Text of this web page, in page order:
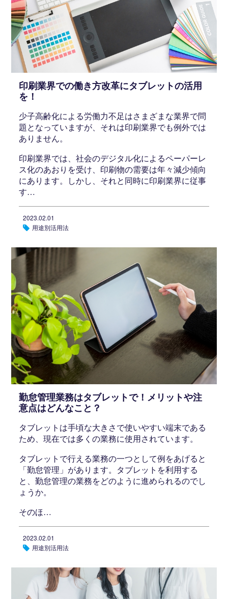
印刷業界での働き方改革にタブレットの活用
を！
少子高齢化による労働力不足はさまざまな業界で問
題となっていますが、それは印刷業界でも例外では
ありません。
印刷業界では、社会のデジタル化によるペーパーレ
ス化のあおりを受け、印刷物の需要は年々減少傾向
にあります。しかし、それと同時に印刷業界に従事
す…
2023.02.01
用途別活用法
勤怠管理業務はタブレットで！メリットや注
意点はどんなこと？
タブレットは手頃な大きさで使いやすい端末である
ため、現在では多くの業務に使用されています。
タブレットで行える業務の一つとして例をあげると
「勤怠管理」があります。タブレットを利用する
と、勤怠管理の業務をどのように進められるのでし
ょうか。
そのほ…
2023.02.01
用途別活用法